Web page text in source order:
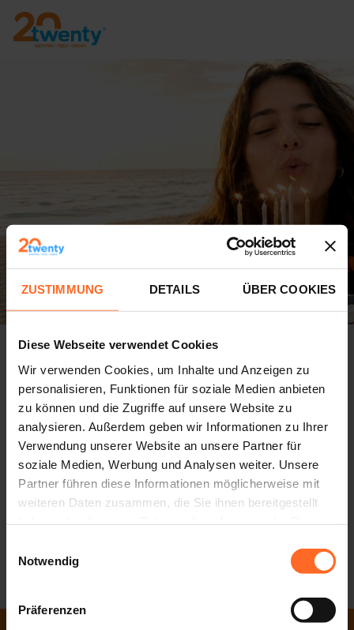
ZUSTIMMUNG DETAILS ÜBER COOKIES
Diese Webseite verwendet Cookies
Wir verwenden Cookies, um Inhalte und Anzeigen zu
personalisieren, Funktionen für soziale Medien anbieten
zu können und die Zugriffe auf unsere Website zu
analysieren. Außerdem geben wir Informationen zu Ihrer
Verwendung unserer Website an unsere Partner für
soziale Medien, Werbung und Analysen weiter. Unsere
Partner führen diese Informationen möglicherweise mit
weiteren Daten zusammen, die Sie ihnen bereitgestellt
Notwendig
Präferenzen
Puste die Kerzen aus, zünde den
Sommer an!
Du suchst ein einfaches, nützliches und immer
willkommenes Geburtstagsgeschenk? Mit der Twenty Gift
Card schenkst du die Freiheit, selbst zu wählen: Shopping,
Food und Freizeit im Center.
Ein praktisches, aber besonderes Geschenk – ideal für
Freundinnen und Freunde, Familie oder Kolleginnen und
Kollegen. Denn manchmal ist das beste Geschenk genau